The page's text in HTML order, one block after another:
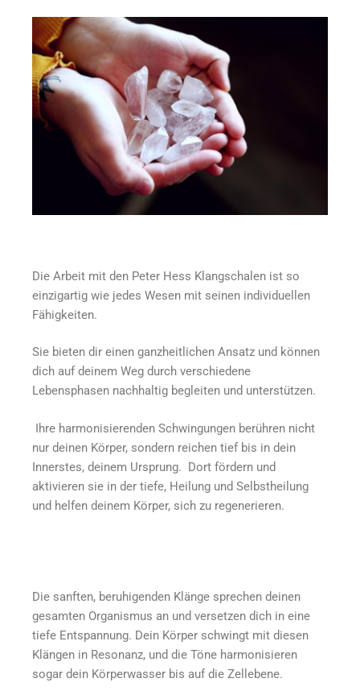
Die Arbeit mit den Peter Hess Klangschalen ist so
einzigartig wie jedes Wesen mit seinen individuellen
Fähigkeiten.
Sie bieten dir einen ganzheitlichen Ansatz und können
dich auf deinem Weg durch verschiedene
Lebensphasen nachhaltig begleiten und unterstützen.
Ihre harmonisierenden Schwingungen berühren nicht
nur deinen Körper, sondern reichen tief bis in dein
Innerstes, deinem Ursprung. Dort fördern und
aktivieren sie in der tiefe, Heilung und Selbstheilung
und helfen deinem Körper, sich zu regenerieren.
Die sanften, beruhigenden Klänge sprechen deinen
gesamten Organismus an und versetzen dich in eine
tiefe Entspannung. Dein Körper schwingt mit diesen
Klängen in Resonanz, und die Töne harmonisieren
sogar dein Körperwasser bis auf die Zellebene.